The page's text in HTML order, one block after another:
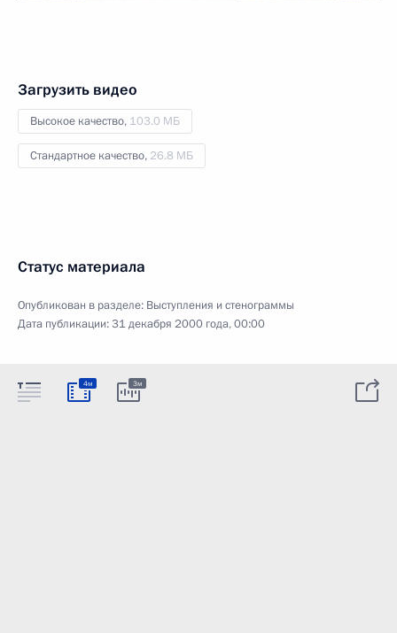
Загрузить видео
Высокое качество, 103.0 МБ
Стандартное качество, 26.8 МБ
Статус материала
Опубликован в разделе: Выступления и стенограммы
Дата публикации:31 декабря 2000 года, 00:00
4м 3м